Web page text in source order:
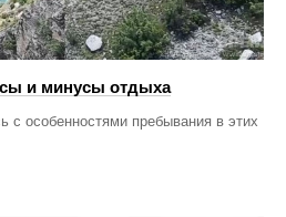
и минусы отдыха
с особенностями пребывания в этих